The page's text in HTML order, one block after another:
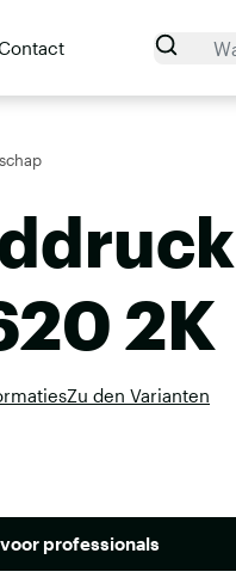
Zoeken
2K
Zu den Varianten
professionals